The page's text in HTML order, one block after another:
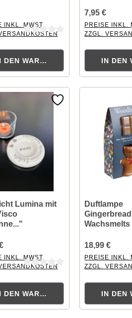
INKL. MWST.
DEN WARENKORB
7,95 €
PREISE INKL.
ZZGL.
IN DEN
Lumina mit
INKL. MWST.
DEN WARENKORB
Duftlampe
Wachsmelts
18,99 €
PREISE INKL.
ZZGL.
IN DEN